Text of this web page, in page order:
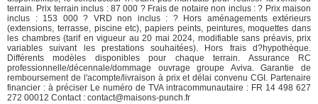
terrain. Prix terrain inclus : 87 000 ? Frais de notaire non inclus : ? Prix maison
inclus : 153 000 ? VRD non inclus : ? Hors aménagements extérieurs
(extensions, terrasse, piscine etc), papiers peints, peintures, moquettes dans
les chambres (tarif en vigueur au 20 mai 2024, modifiable sans préavis, prix
variables suivant les prestations souhaitées). Hors frais d?hypothèque.
Différents modèles disponibles pour chaque terrain. Assurance RC
professionnelle/décennale/dommage ouvrage groupe Aviva. Garantie de
remboursement de l'acompte/livraison à prix et délai convenu CGI. Partenaire
financier : à préciser Le numéro de TVA intracommunautaire : FR 14 498 627
272 00012 Contact : contact@maisons-punch.fr